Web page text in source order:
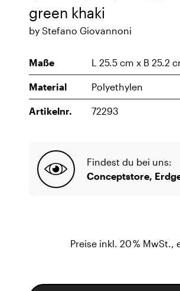
green khaki
by Stefano Giovannoni
Maße L 25.5 cm x B 25.2
Material Polyethylen
Artikelnr. 72293
Findest du bei uns:
Conceptstore,
Preise inkl. 20 % MwSt.,